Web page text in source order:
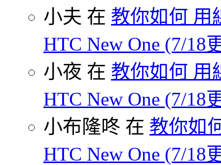
小夫 在 教你如何 用
HTC New One (7/18
小夜 在 教你如何 用
HTC New One (7/18
小布隆咚 在 教你如
HTC New One (7/18